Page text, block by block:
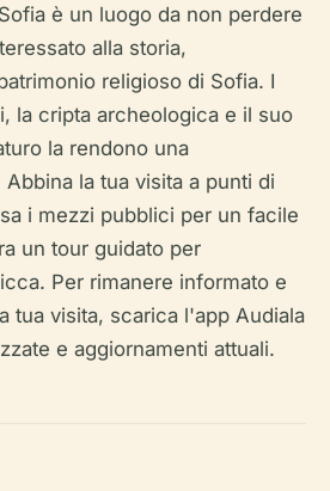
è un luogo da non perdere
alla storia,
religioso di Sofia. I
la cripta archeologica e il suo
la rendono una
la tua visita a punti di
i mezzi pubblici per un facile
un tour guidato per
Per rimanere informato e
tua visita, scarica l'app Audiala
e aggiornamenti attuali.